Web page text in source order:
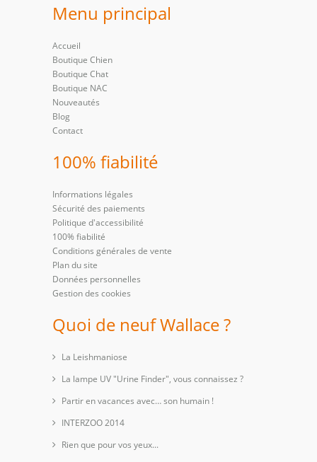
Menu principal
Accueil
Boutique Chien
Boutique Chat
Boutique NAC
Nouveautés
Blog
Contact
100% fiabilité
Informations légales
Sécurité des paiements
Politique d'accessibilité
100% fiabilité
Conditions générales de vente
Plan du site
Données personnelles
Gestion des cookies
Quoi de neuf Wallace ?
La Leishmaniose
La lampe UV "Urine Finder", vous connaissez ?
Partir en vacances avec… son humain !
INTERZOO 2014
Rien que pour vos yeux...